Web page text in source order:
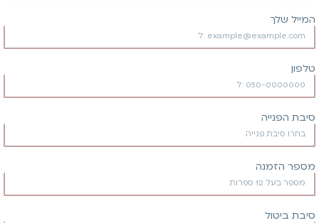
המייל שלך
טלפון
סיבת הפנייה
מספר הזמנה
סיבת ביטול